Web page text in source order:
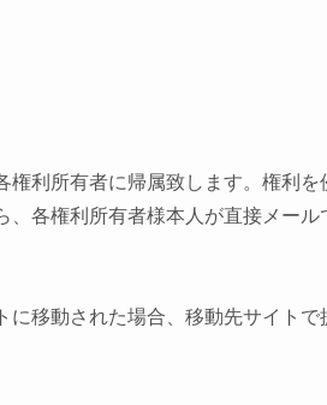
利所有者に帰属致します。権利
各権利所有者様本人が直接メー
移動された場合、移動先サイト